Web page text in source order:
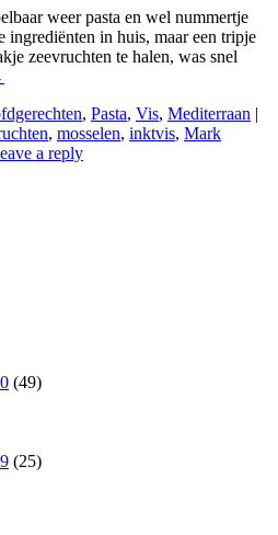
weer pasta en wel nummertje
in huis, maar een tripje
zeevruchten te halen, was snel
, Pasta, Vis, Mediterraan |
, mosselen, inktvis, Mark
a reply
(49)
(25)